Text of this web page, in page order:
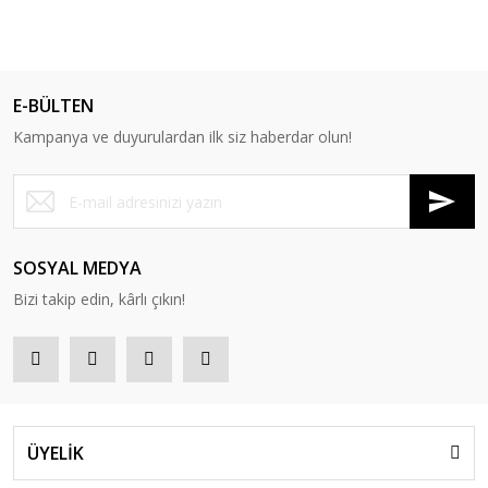
E-BÜLTEN
Kampanya ve duyurulardan ilk siz haberdar olun!
SOSYAL MEDYA
Bizi takip edin, kârlı çıkın!
ÜYELİK